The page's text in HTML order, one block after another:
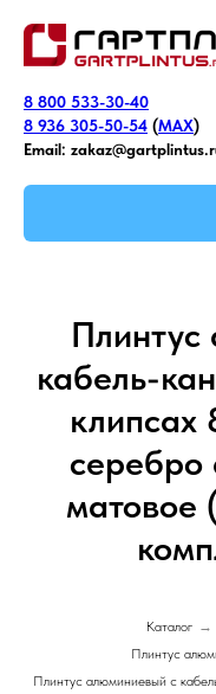
8 800 533-30-40
8 936 305-50-54 (MAX)
Email:
кабель-
серебро
Каталог →
Плинтус
Плинтус алюминиевый с